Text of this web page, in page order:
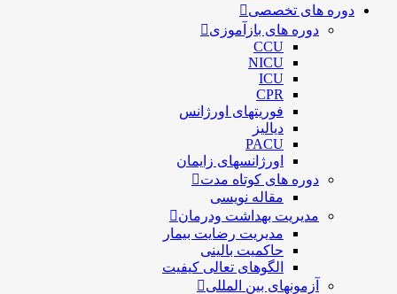
دوره های تخصصی
دوره های بازآموزی
CCU
NICU
ICU
CPR
فوریتهای اورژانس
دیالیز
PACU
اورژانسهای زایمان
دوره های کوتاه مدت
مقاله نویسی
مدیریت بهداشت ودرمان
مديريت رضايت بيمار
حاكميت بالينی
الگوهای تعالی کيفيت
آزمونهای بین المللی